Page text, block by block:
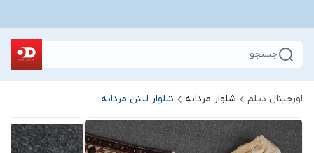
جستجو
اورجینال دیلم شلوار مردانه شلوار لینن مردانه